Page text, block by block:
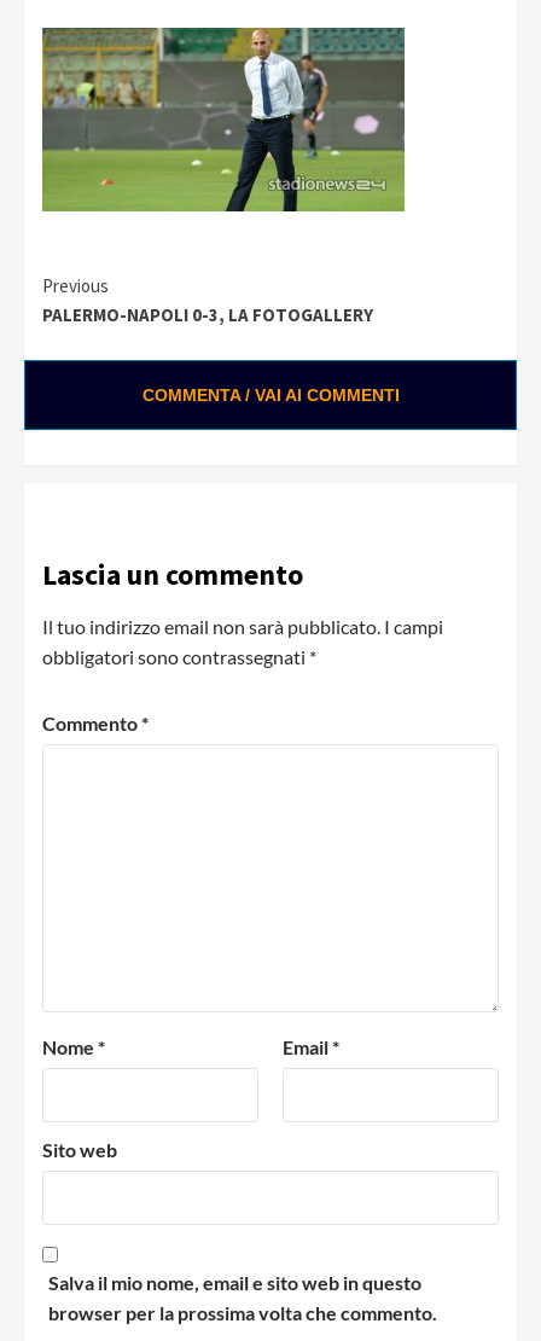
Continue
Previous
PALERMO-NAPOLI 0-3, LA FOTOGALLERY
COMMENTA / VAI AI COMMENTI
Lascia un commento
Il tuo indirizzo email non sarà pubblicato. I campi
obbligatori sono contrassegnati *
Commento*
Nome * Email*
Sito web
Salva il mio nome, email e sito web in questo
browser per la prossima volta che commento.